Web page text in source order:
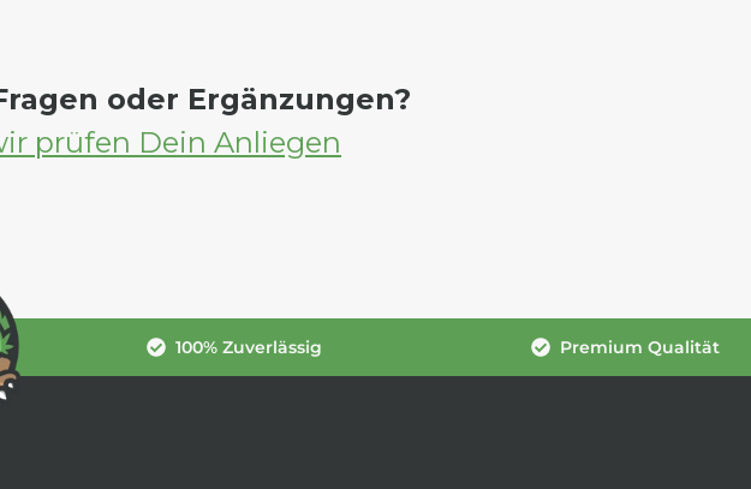
oder Ergänzungen?
prüfen Dein Anliegen
100% Zuverlässig Premium Qualität